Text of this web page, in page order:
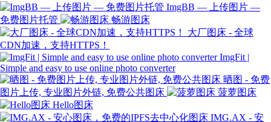
ImgBB — 上传图片 —
免费图片托管
畅游图床
大厂图床 - 全球
CDN加速，支持HTTPS！
ImgFit |
Simple and easy to use online photo converter
晒图 - 免费
图片上传, 专业图片外链, 免费公共图床
菠萝图床
Hello图床
IMG.AX - 安